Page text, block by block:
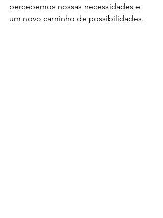
percebemos nossas necessidades e
um novo caminho de possibilidades.